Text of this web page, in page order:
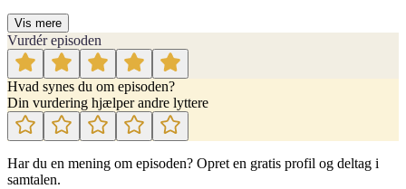
Vis mere
Vurdér episoden
Hvad synes du om episoden?
Din vurdering hjælper andre lyttere
Har du en mening om episoden? Opret en gratis profil og deltag i
samtalen.